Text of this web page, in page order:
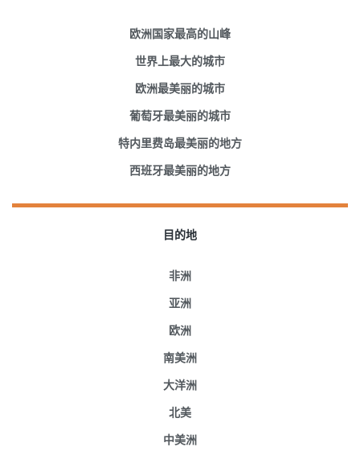
欧洲国家最高的山峰
世界上最大的城市
欧洲最美丽的城市
葡萄牙最美丽的城市
特内里费岛最美丽的地方
西班牙最美丽的地方
目的地
非洲
亚洲
欧洲
南美洲
大洋洲
北美
中美洲